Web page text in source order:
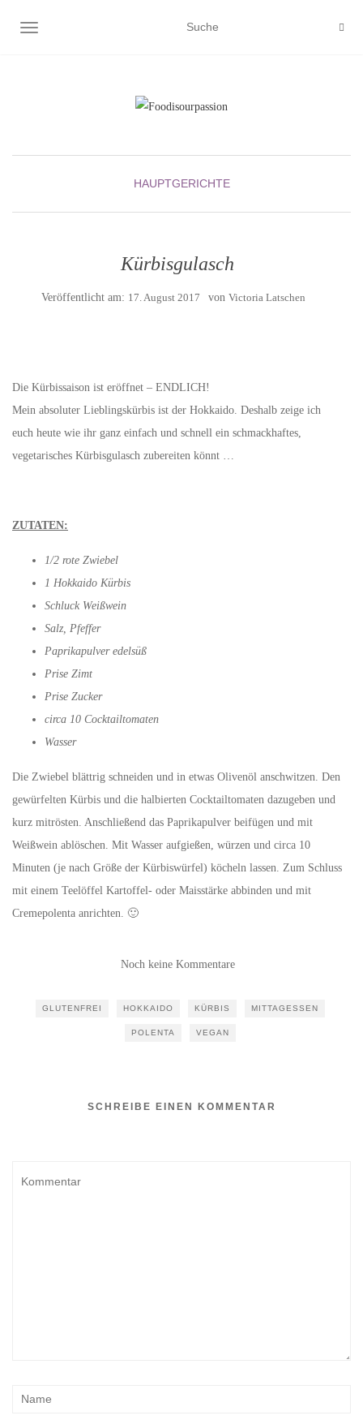
NAVIGATION EIN-/AUSSCHALTEN
HAUPTGERICHTE
Kürbisgulasch
Veröffentlicht am: 17. August 2017 von Victoria Latschen
Die Kürbissaison ist eröffnet – ENDLICH!
Mein absoluter Lieblingskürbis ist der Hokkaido. Deshalb zeige ich
euch heute wie ihr ganz einfach und schnell ein schmackhaftes,
vegetarisches Kürbisgulasch zubereiten könnt …
ZUTATEN:
1/2 rote Zwiebel
1 Hokkaido Kürbis
Schluck Weißwein
Salz, Pfeffer
Paprikapulver edelsüß
Prise Zimt
Prise Zucker
circa 10 Cocktailtomaten
Wasser
Die Zwiebel blättrig schneiden und in etwas Olivenöl anschwitzen. Den
gewürfelten Kürbis und die halbierten Cocktailtomaten dazugeben und
kurz mitrösten. Anschließend das Paprikapulver beifügen und mit
Weißwein ablöschen. Mit Wasser aufgießen, würzen und circa 10
Minuten (je nach Größe der Kürbiswürfel) köcheln lassen. Zum Schluss
mit einem Teelöffel Kartoffel- oder Maisstärke abbinden und mit
Cremepolenta anrichten. 🙂
Noch keine Kommentare
GLUTENFREI HOKKAIDO KÜRBIS MITTAGESSEN
POLENTA VEGAN
SCHREIBE EINEN KOMMENTAR